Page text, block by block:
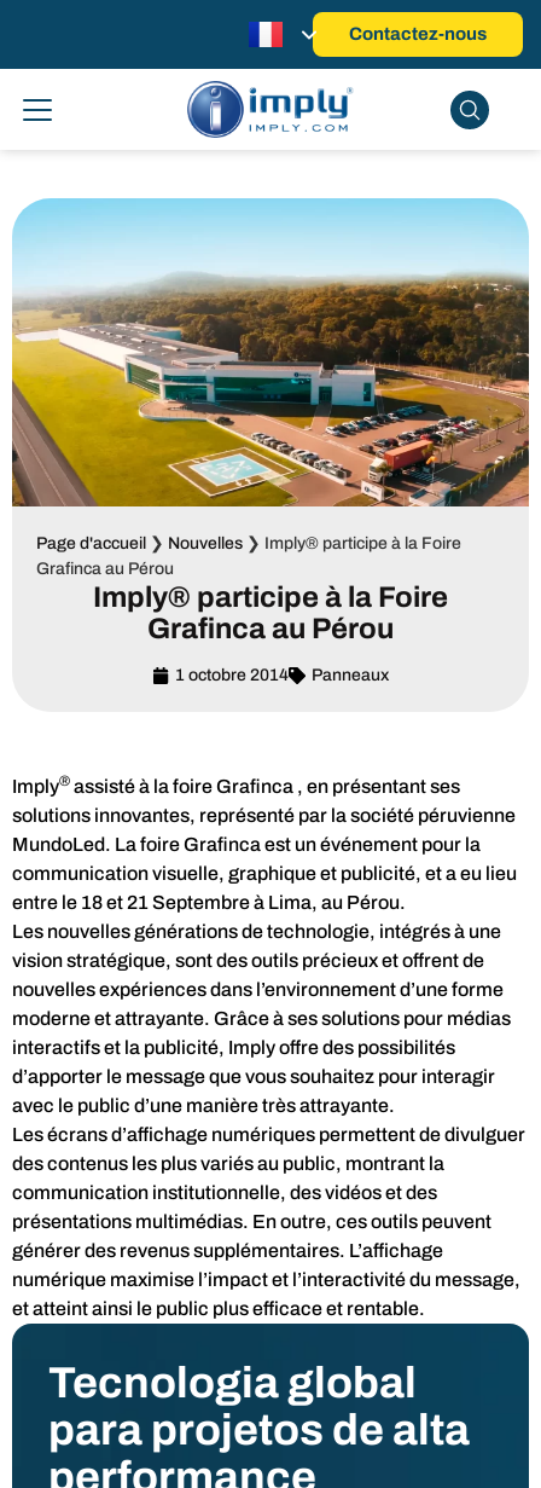
Contactez-nous
Page d'accueil ❯ Nouvelles ❯ Imply® participe à la Foire
Grafinca au Pérou
Imply® participe à la Foire
Grafinca au Pérou
1 octobre 2014 Panneaux
Imply® assisté à la foire Grafinca , en présentant ses
solutions innovantes, représenté par la société péruvienne
MundoLed. La foire Grafinca est un événement pour la
communication visuelle, graphique et publicité, et a eu lieu
entre le 18 et 21 Septembre à Lima, au Pérou.
Les nouvelles générations de technologie, intégrés à une
vision stratégique, sont des outils précieux et offrent de
nouvelles expériences dans l’environnement d’une forme
moderne et attrayante. Grâce à ses solutions pour médias
interactifs et la publicité, Imply offre des possibilités
d’apporter le message que vous souhaitez pour interagir
avec le public d’une manière très attrayante.
Les écrans d’affichage numériques permettent de divulguer
des contenus les plus variés au public, montrant la
communication institutionnelle, des vidéos et des
présentations multimédias. En outre, ces outils peuvent
générer des revenus supplémentaires. L’affichage
numérique maximise l’impact et l’interactivité du message,
et atteint ainsi le public plus efficace et rentable.
Tecnologia global
para projetos de alta
performance